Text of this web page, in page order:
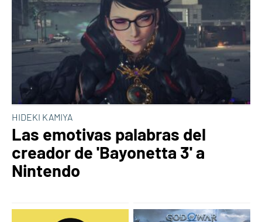
HIDEKI KAMIYA
Las emotivas palabras del
creador de 'Bayonetta 3' a
Nintendo